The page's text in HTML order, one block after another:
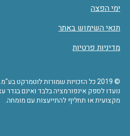
ימי הפצה
תנאי השימוש באתר
מדיניות פרטיות
© 2019 כל הזכויות שמורות לוטמרקט
נועדו לספק אינפורמציה בלבד ואינם בגדר
מקצועית או תחליף להתייעצות עם מומחה.